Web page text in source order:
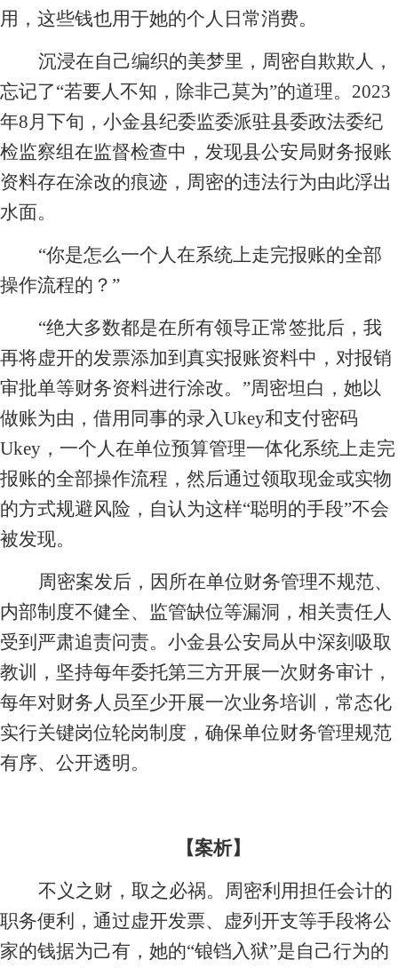
用，这些钱也用于她的个人日常消费。
沉浸在自己编织的美梦里，周密自欺欺人，
忘记了“若要人不知，除非己莫为”的道理。2023
年8月下旬，小金县纪委监委派驻县委政法委纪
检监察组在监督检查中，发现县公安局财务报账
资料存在涂改的痕迹，周密的违法行为由此浮出
水面。
“你是怎么一个人在系统上走完报账的全部
操作流程的？”
“绝大多数都是在所有领导正常签批后，我
再将虚开的发票添加到真实报账资料中，对报销
审批单等财务资料进行涂改。”周密坦白，她以
做账为由，借用同事的录入Ukey和支付密码
Ukey，一个人在单位预算管理一体化系统上走完
报账的全部操作流程，然后通过领取现金或实物
的方式规避风险，自认为这样“聪明的手段”不会
被发现。
周密案发后，因所在单位财务管理不规范、
内部制度不健全、监管缺位等漏洞，相关责任人
受到严肃追责问责。小金县公安局从中深刻吸取
教训，坚持每年委托第三方开展一次财务审计，
每年对财务人员至少开展一次业务培训，常态化
实行关键岗位轮岗制度，确保单位财务管理规范
有序、公开透明。
【案析】
不义之财，取之必祸。周密利用担任会计的
职务便利，通过虚开发票、虚列开支等手段将公
家的钱据为己有，她的“锒铛入狱”是自己行为的